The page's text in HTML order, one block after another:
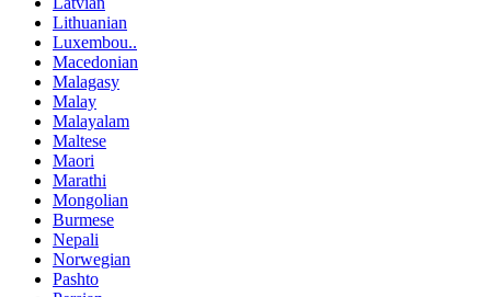
Lithuanian
Luxembou..
Macedonian
Malagasy
Malay
Malayalam
Maltese
Maori
Marathi
Mongolian
Burmese
Nepali
Norwegian
Pashto